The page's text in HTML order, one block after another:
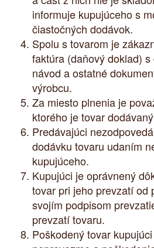
informuje kupujúceho s
čiastočných dodávok.
Spolu s tovarom je
faktúra (daňový doklad)
návod a ostatné
výrobcu.
Za miesto plnenia je
ktorého je tovar
Predávajúci
dodávku tovaru udaním
kupujúceho.
Kupujúci je oprávnený
tovar pri jeho prevzatí od
svojím podpisom
prevzatí tovaru.
Poškodený tovar